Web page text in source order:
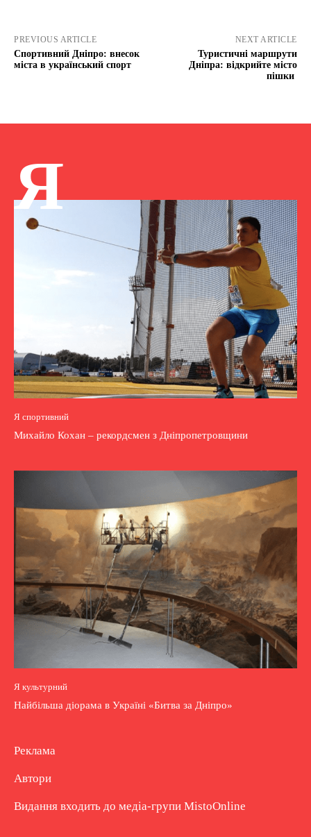
PREVIOUS ARTICLE
Спортивний Дніпро: внесок
міста в український спорт
NEXT ARTICLE
Туристичні маршрути
Дніпра: відкрийте місто
пішки
Я
Я спортивний
Михайло Кохан – рекордсмен з Дніпропетровщини
Я культурний
Найбільша діорама в Україні «Битва за Дніпро»
Реклама
Автори
Видання входить до медіа-групи MistoOnline